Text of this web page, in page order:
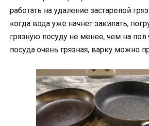
работать на удаление застарелой
когда вода уже начнет закипать,
грязную посуду не менее, чем на пол
посуда очень грязная, варку можно